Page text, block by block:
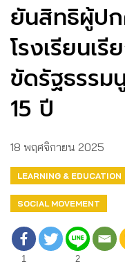
ยันสิทธิผู้ป
โรงเรียนเรี
ขัดรัฐธรร
15 ปี
18 พฤศจิกายน 2025
LEARNING & EDUCATION
SOCIAL MOVEMENT
1 2